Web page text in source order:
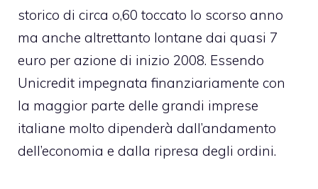
storico di circa o,60 toccato lo scorso anno
ma anche altrettanto lontane dai quasi 7
euro per azione di inizio 2008. Essendo
Unicredit impegnata finanziariamente con
la maggior parte delle grandi imprese
italiane molto dipenderà dall’andamento
dell’economia e dalla ripresa degli ordini.